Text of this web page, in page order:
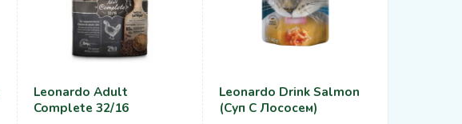
Leonardo Adult
Complete 32/16
Leonardo Drink Salmon
(суп С Лососем)